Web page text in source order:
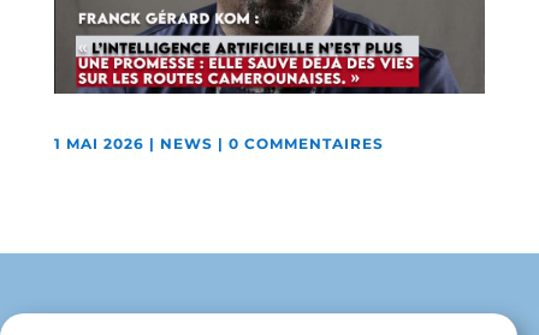
1 MAI 2026 | NEWS | 0 COMMENTAIRES